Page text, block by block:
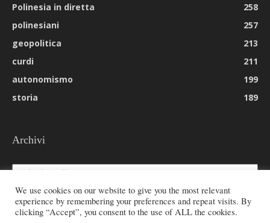
Polinesia in diretta
258
polinesiani
257
geopolitica
213
curdi
211
autonomismo
199
storia
189
Archivi
Archivi
We use cookies on our website to give you the most relevant
experience by remembering your preferences and repeat visits. By
clicking “Accept”, you consent to the use of ALL the cookies.